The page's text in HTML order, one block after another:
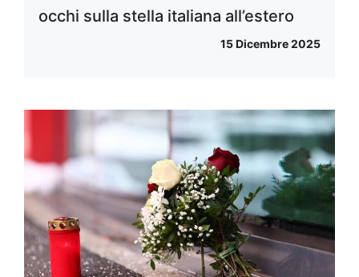
occhi sulla stella italiana all’estero
15 Dicembre 2025